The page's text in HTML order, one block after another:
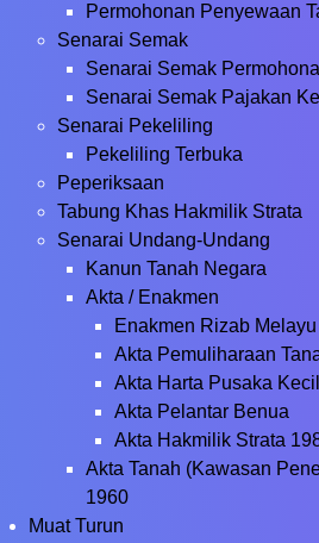
Permohonan Penyewaan
Senarai Semak
Senarai Semak
Senarai Semak Pajakan
Senarai Pekeliling
Pekeliling Terbuka
Peperiksaan
Tabung Khas Hakmilik Strata
Senarai Undang-Undang
Kanun Tanah Negara
Akta / Enakmen
Enakmen Rizab Melayu
Akta Pemuliharaan
Akta Harta Pusaka
Akta Pelantar Benua
Akta Hakmilik Strata
Akta Tanah (Kawasan
1960
Muat Turun